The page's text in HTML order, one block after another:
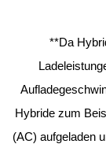
**Da
Hybride zum
(AC) aufgeladen